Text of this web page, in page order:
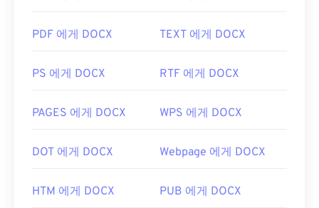
PDF 에게 DOCX TEXT 에게 DOCX
PS 에게 DOCX RTF 에게 DOCX
PAGES 에게 DOCX WPS 에게 DOCX
DOT 에게 DOCX Webpage 에게 DOCX
HTM 에게 DOCX PUB 에게 DOCX